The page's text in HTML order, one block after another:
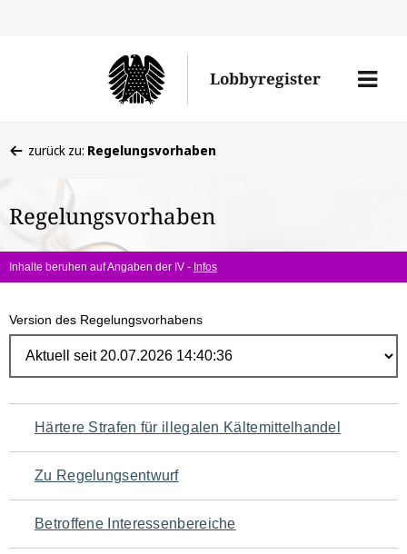
Lobbyregister
Menü
befinden
hier:
zurück zu: Regelungsvorhaben
Regelungsvorhaben
Inhalte beruhen auf Angaben der IV - Infos
Version des Regelungsvorhabens
Navigation
für
den
Seiteninhalt
Härtere Strafen für illegalen Kältemittelhandel
Zu Regelungsentwurf
Betroffene Interessenbereiche